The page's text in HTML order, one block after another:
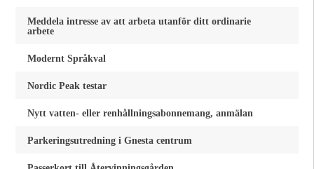
Meddela intresse av att arbeta utanför ditt ordinarie
arbete
Modernt Språkval
Nordic Peak testar
Nytt vatten- eller renhållningsabonnemang, anmälan
Parkeringsutredning i Gnesta centrum